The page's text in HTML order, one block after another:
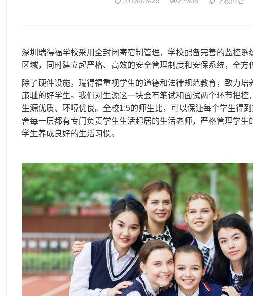
深圳瑞得福学校采用全封闭寄宿制管理，学校配备完善的监控系
区域，同时建立起严格、高效的安全管理制度和安保系统，全方
除了硬件设施，瑞得福重视学生的道德和法律规范教育，致力培
廉耻的好学生。我们对生源这一块会有笔试和面试两个环节把控
生源优质、环境优良。 全校1:5的师生比，可以保证每个学生得到
舍每一层都有专门负责学生生活起居的生活老师，严格管理学生
学生养成良好的生活习惯。